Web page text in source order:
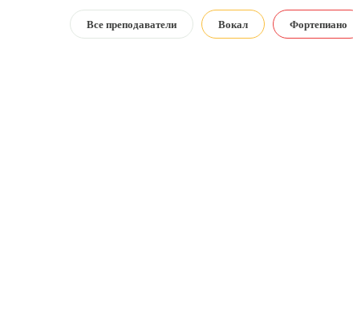
Все преподаватели Вокал Фортепиано